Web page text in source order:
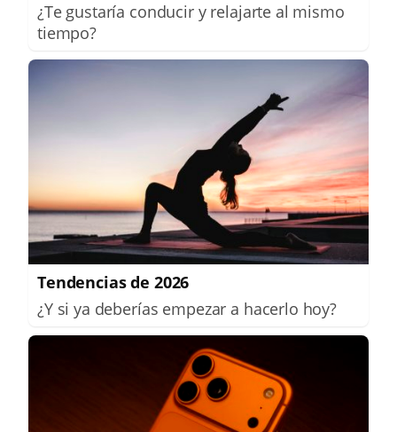
¿Te gustaría conducir y relajarte al mismo
tiempo?
Tendencias de 2026
¿Y si ya deberías empezar a hacerlo hoy?